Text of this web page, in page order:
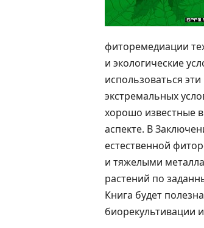
фиторемедиации
и экологические
использоваться
экстремальных
хорошо известные
аспекте. В
естественной
и тяжелыми
растений по
Книга будет
биорекультивации